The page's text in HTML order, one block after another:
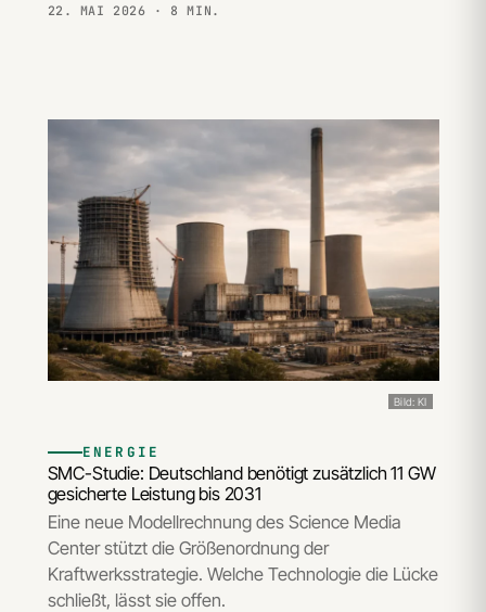
22. MAI 2026 · 8 MIN.
Bild: KI
ENERGIE
SMC-Studie: Deutschland benötigt zusätzlich 11 GW
gesicherte Leistung bis 2031
Eine neue Modellrechnung des Science Media
Center stützt die Größenordnung der
Kraftwerksstrategie. Welche Technologie die Lücke
schließt, lässt sie offen.